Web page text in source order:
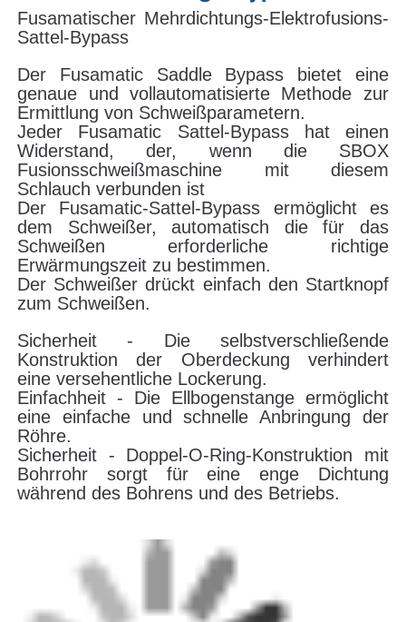
Ausrüstung für Spitzen
Übergangsfittings
Schweißmaschinen für Elektrofusionsschweißen
Butt-Fusion-Tool
Elektrofusionswerkzeuge
Zubehör für Butt Fusion
Manuelle Extrudermaschine
CNC-Stumpfschweißmaschine
zum Schweißen.
Sicherheit - Die selbstverschließende
Konstruktion der Oberdeckung verhindert
eine versehentliche Lockerung.
Einfachheit - Die Ellbogenstange ermöglicht
eine einfache und schnelle Anbringung der
Röhre.
Sicherheit - Doppel-O-Ring-Konstruktion mit
Bohrrohr sorgt für eine enge Dichtung
während des Bohrens und des Betriebs.